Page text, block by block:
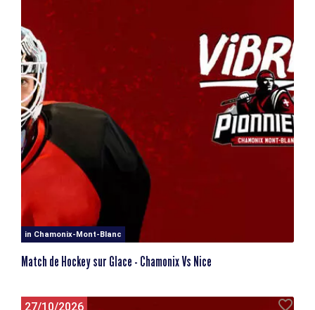
in Chamonix-Mont-Blanc
Match de Hockey sur Glace - Chamonix Vs Nice
27/10/2026